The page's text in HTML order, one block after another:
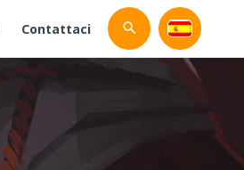
Contattaci